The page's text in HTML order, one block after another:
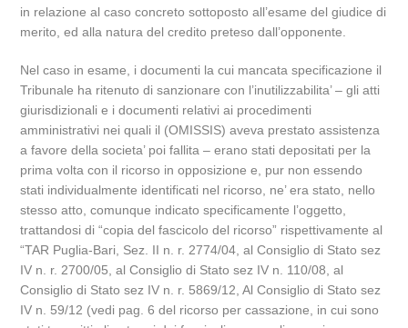
in relazione al caso concreto sottoposto all’esame del giudice di
merito, ed alla natura del credito preteso dall’opponente.
Nel caso in esame, i documenti la cui mancata specificazione il
Tribunale ha ritenuto di sanzionare con l’inutilizzabilita’ – gli atti
giurisdizionali e i documenti relativi ai procedimenti
amministrativi nei quali il (OMISSIS) aveva prestato assistenza
a favore della societa’ poi fallita – erano stati depositati per la
prima volta con il ricorso in opposizione e, pur non essendo
stati individualmente identificati nel ricorso, ne’ era stato, nello
stesso atto, comunque indicato specificamente l’oggetto,
trattandosi di “copia del fascicolo del ricorso” rispettivamente al
“TAR Puglia-Bari, Sez. II n. r. 2774/04, al Consiglio di Stato sez
IV n. r. 2700/05, al Consiglio di Stato sez IV n. 110/08, al
Consiglio di Stato sez IV n. r. 5869/12, Al Consiglio di Stato sez
IV n. 59/12 (vedi pag. 6 del ricorso per cassazione, in cui sono